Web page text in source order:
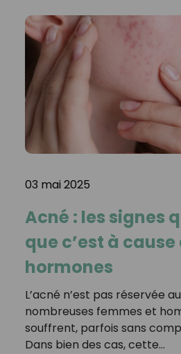
03 mai 2025
Acné : les signes
que c’est à cause
hormones
L’acné n’est pas réservée
nombreuses femmes et
souffrent, parfois sans
Dans bien des cas, cette…